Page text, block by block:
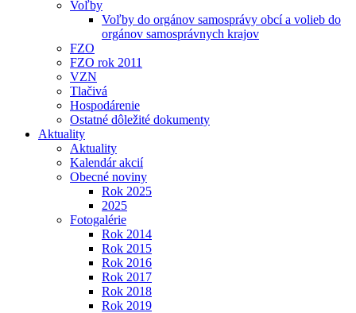
Voľby
Voľby do orgánov samosprávy obcí a volieb do
orgánov samosprávnych krajov
FZO
FZO rok 2011
VZN
Tlačivá
Hospodárenie
Ostatné dôležité dokumenty
Aktuality
Aktuality
Kalendár akcií
Obecné noviny
Rok 2025
2025
Fotogalérie
Rok 2014
Rok 2015
Rok 2016
Rok 2017
Rok 2018
Rok 2019